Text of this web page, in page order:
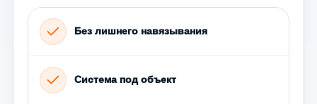
Без лишнего навязывания
Система под объект